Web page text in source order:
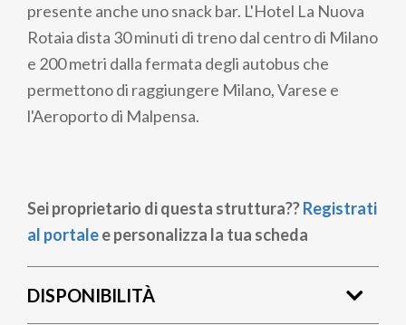
presente anche uno snack bar. L'Hotel La Nuova
Rotaia dista 30 minuti di treno dal centro di Milano
e 200 metri dalla fermata degli autobus che
permettono di raggiungere Milano, Varese e
l'Aeroporto di Malpensa.
Sei proprietario di questa struttura??Registrati
al portalee personalizza la tua scheda
DISPONIBILITÀ